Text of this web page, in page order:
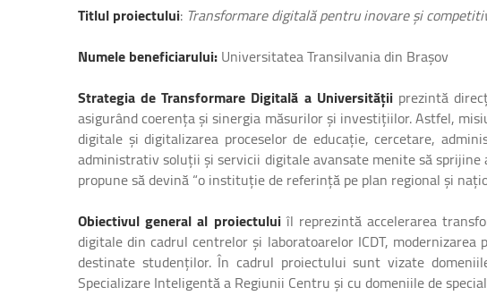
Titlul proiectului: Transformare digitală pentru inovare și
Numele beneficiarului: Universitatea Transilvania din Brașov
Strategia de Transformare Digitală a Universitățiiprezintă
asigurând coerența și sinergia măsurilor și investițiilor. Astfel,
digitale și digitalizarea proceselor de educație, cercetare,
administrativ soluții și servicii digitale avansate menite să
propune să devină “o instituție de referință pe plan regional și
Obiectivul general al proiectuluiîl reprezintă accelerarea
digitale din cadrul centrelor și laboratoarelor ICDT,
destinate studenților. În cadrul proiectului sunt vizate
Specializare Inteligentă a Regiunii Centru și cu domeniile de